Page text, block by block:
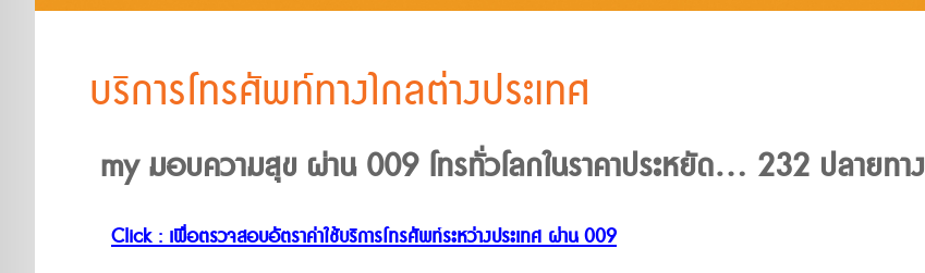
บริการโทรศัพท์ทางไกลต่างประเทศ
my มอบความสุข ผ่าน 009 โทรทั่วโลกในราคาประหยัด... 232 ปลายทาง
Click : เพื่อตรวจสอบอัตราค่าใช้บริการโทรศัพท์ระหว่างประเทศ ผ่าน 009